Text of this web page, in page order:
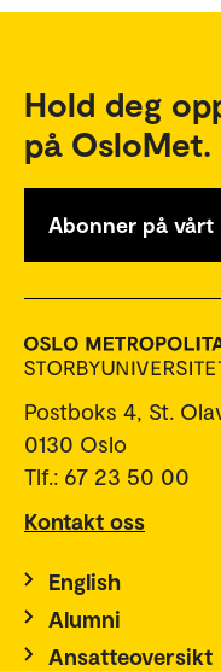
Hold deg
på OsloMet.
Abonner på vårt
Postboks 4, St.
0130 Oslo
Tlf.: 67 23 50 00
Kontakt oss
English
Alumni
Ansatteoversikt